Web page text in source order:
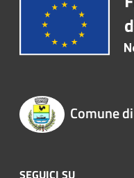
Comune
SEGUICI SU